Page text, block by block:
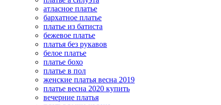
атласное платье
бархатное платье
платье из батиста
бежевое платье
платья без рукавов
белое платье
платье бохо
платье в пол
женские платья весна 2019
платье весна 2020 купить
вечерние платья